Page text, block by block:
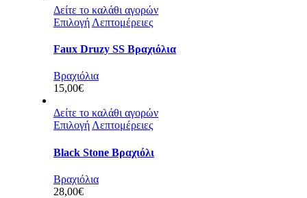
Δείτε το καλάθι αγορών
Επιλογή Λεπτομέρειες
Faux Druzy SS Βραχιόλια
Βραχιόλια
15,00€
Δείτε το καλάθι αγορών
Επιλογή Λεπτομέρειες
Black Stone Βραχιόλι
Βραχιόλια
28,00€